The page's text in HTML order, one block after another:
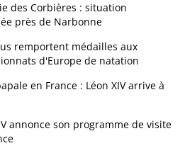
des Corbières : situation
près de Narbonne
remportent médailles aux
d'Europe de natation
en France : Léon XIV arrive à
annonce son programme de visite